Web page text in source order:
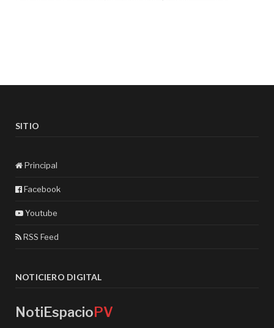
SITIO
Principal
Facebook
Youtube
RSS Feed
NOTICIERO DIGITAL
NotiEspacioPV